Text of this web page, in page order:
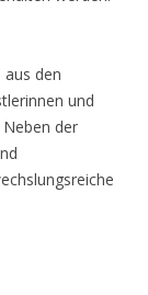
den
und
der